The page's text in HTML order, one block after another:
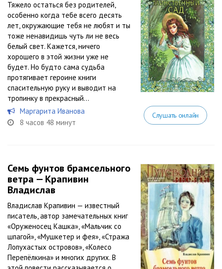
Тяжело остаться без родителей,
особенно когда тебе всего десять
лет, окружающие тебя не любят и ты
тоже ненавидишь чуть ли не весь
белый свет. Кажется, ничего
хорошего в этой жизни уже не
будет. Но будто сама судьба
протягивает героине книги
спасительную руку и выводит на
тропинку в прекрасный...
Маргарита Иванова
8 часов 48 минут
Слушать онлайн
Семь фунтов брамсельного
ветра — Крапивин
Владислав
Владислав Крапивин — известный
писатель, автор замечательных книг
«Оруженосец Кашка», «Мальчик со
шпагой», «Мушкетер и фея», «Стража
Лопухастых островов», «Колесо
Перепёлкина» и многих других. В